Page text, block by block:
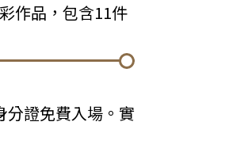
作品，包含11件
分證免費入場。實